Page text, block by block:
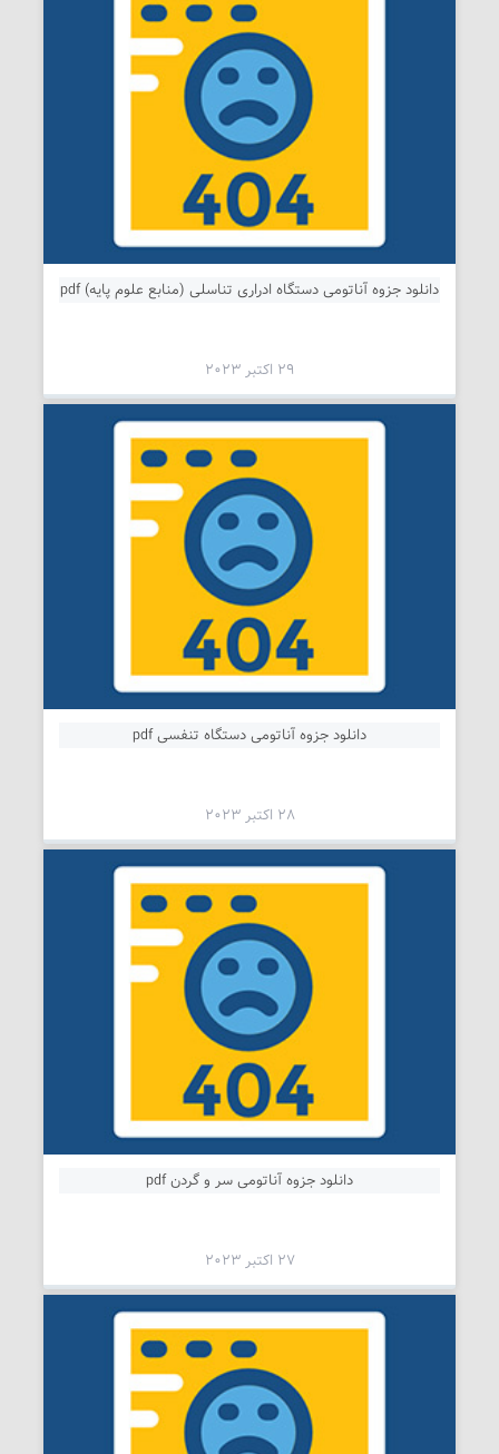
دانلود جزوه آناتومی دستگاه ادراری تناسلی (منابع علوم پایه) pdf
29 اکتبر 2023
دانلود جزوه آناتومی دستگاه تنفسی pdf
28 اکتبر 2023
دانلود جزوه آناتومی سر و گردن pdf
27 اکتبر 2023